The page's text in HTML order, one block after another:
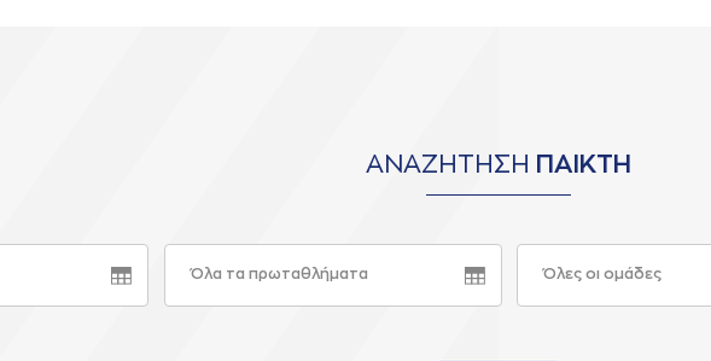
ΑΝΑΖΗΤΗΣΗ ΠΑΙΚΤΗ
Όλα τα πρωταθλήματα Όλες οι ομάδες